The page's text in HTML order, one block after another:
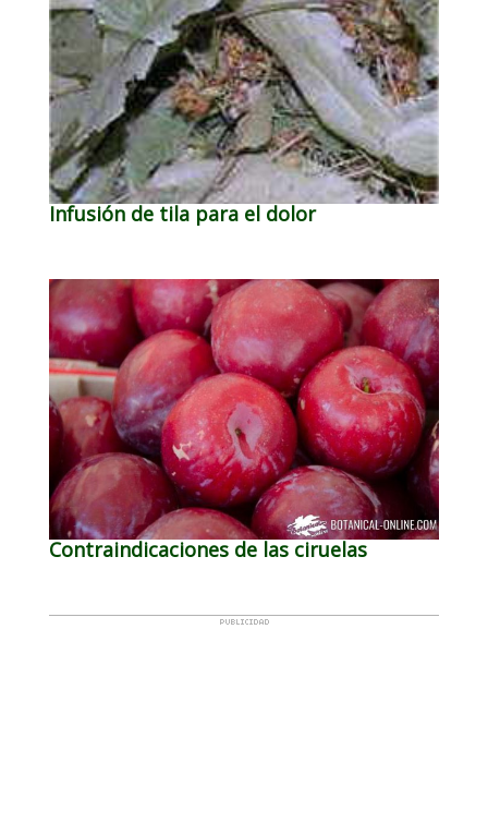
Infusión de tila para el dolor
Contraindicaciones de las ciruelas